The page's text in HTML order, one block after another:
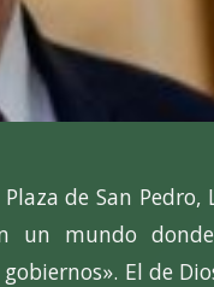
de San
un mundo
El de